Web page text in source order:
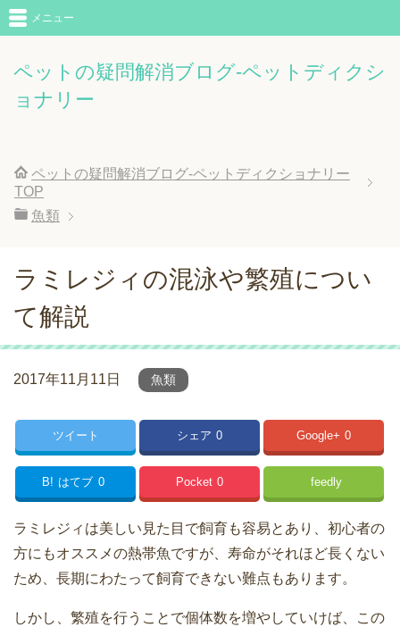
ペットの疑問解消ブログ-ペットディクシ
ョナリー
メニュー
ペットの疑問解消ブログ-ペットディクショナリー
TOP
魚類
ラミレジィの混泳や繁殖につい
て解説
2017年11月11日 魚類
ツイート シェア 0 Google+ 0
B! はてブ 0 Pocket 0 feedly
ラミレジィは美しい見た目で飼育も容易とあり、初心者の
方にもオススメの熱帯魚ですが、寿命がそれほど長くない
ため、長期にわたって飼育できない難点もあります。
しかし、繁殖を行うことで個体数を増やしていけば、この